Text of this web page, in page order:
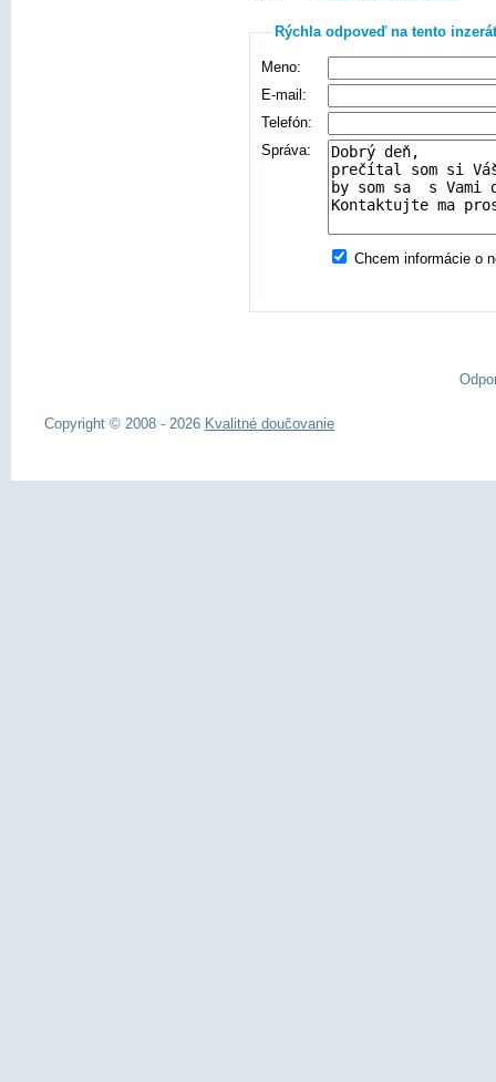
Rýchla odpoveď na tento inzerát
Meno:
E-mail:
Telefón:
Správa:
Chcem informácie o
Copyright © 2008 - 2026 Kvalitné doučovanie